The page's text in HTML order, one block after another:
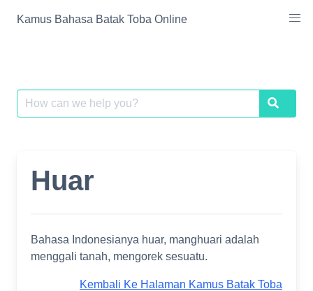
Kamus Bahasa Batak Toba Online
Search
for:
Search
Huar
Bahasa Indonesianya huar, manghuari adalah
menggali tanah, mengorek sesuatu.
Kembali Ke Halaman Kamus Batak Toba